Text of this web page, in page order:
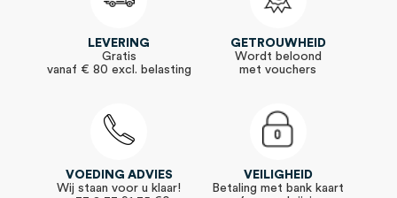
LEVERING
Gratis
vanaf € 80 excl. belasting
GETROUWHEID
Wordt beloond
met vouchers
VOEDING ADVIES
Wij staan voor u klaar!
VEILIGHEID
Betaling met bank kaart